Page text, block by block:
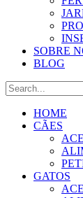
SOBRE
BLOG
HOME
CÃES
GATOS